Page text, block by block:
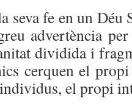
seva fe en un Déu
advertència
dividida i
cerquen el
el propi